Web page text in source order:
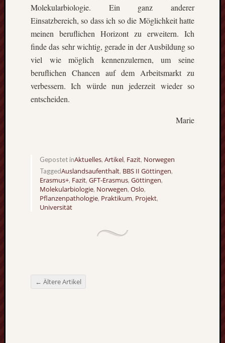
Molekularbiologie. Ein ganz anderer
Einsatzbereich, so dass ich so die Möglichkeit hatte
meinen beruflichen Horizont zu erweitern. Ich
finde das sehr wichtig, gerade in der Ausbildung so
viel wie möglich kennenzulernen, um seine
beruflichen Chancen auf dem Arbeitsmarkt zu
verbessern. Ich würde nun jederzeit wieder so
entscheiden.
Marie
Gepostet inAktuelles, Artikel, Fazit, Norwegen
TaggedAuslandsaufenthalt, BBS II Göttingen,
Erasmus+, Fazit, GFT-Erasmus, Göttingen,
Molekularbiologie, Norwegen, Oslo,
Pflanzenpathologie, Praktikum, Projekt,
Universität
Beitragsnavigation
← Ältere Artikel